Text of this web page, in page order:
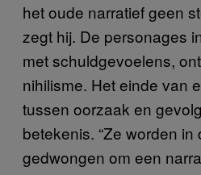
het oude narratief geen
zegt hij. De personages
met schuldgevoelens,
nihilisme. Het einde van
tussen oorzaak en
betekenis. “Ze worden in
gedwongen om een